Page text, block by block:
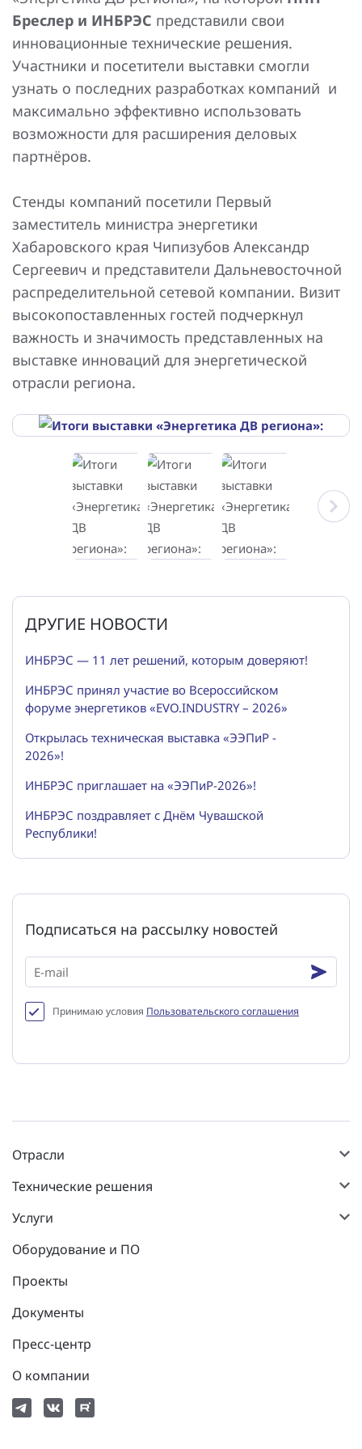
Повышение надежности электроснабжения
Шкафы РЗА 110-220 кВ
Устройства релейной защиты и автоматики
присоединений 6-35кВ
Сбор и анализ информации об аварийных событиях
Оборудование компенсации емкостных токов
БАВР
Промышленная автоматизация
Бреслер и ИНБРЭС представили свои
инновационные технические решения.
Участники и посетители выставки смогли
узнать о последних разработках компаний и
максимально эффективно использовать
возможности для расширения деловых
партнёров.
Стенды компаний посетили Первый
заместитель министра энергетики
Хабаровского края Чипизубов Александр
Сергеевич и представители Дальневосточной
распределительной сетевой компании. Визит
высокопоставленных гостей подчеркнул
важность и значимость представленных на
выставке инноваций для энергетической
отрасли региона.
ДРУГИЕ НОВОСТИ
ИНБРЭС — 11 лет решений, которым доверяют!
ИНБРЭС принял участие во Всероссийском
форуме энергетиков «EVO.INDUSTRY – 2026»
Открылась техническая выставка «ЭЭПиР -
2026»!
ИНБРЭС приглашает на «ЭЭПиР-2026»!
ИНБРЭС поздравляет с Днём Чувашской
Республики!
Подписаться на рассылку новостей
Принимаю условия Пользовательского соглашения
Отрасли
Технические решения
Услуги
Оборудование и ПО
Проекты
Документы
Пресс-центр
О компании